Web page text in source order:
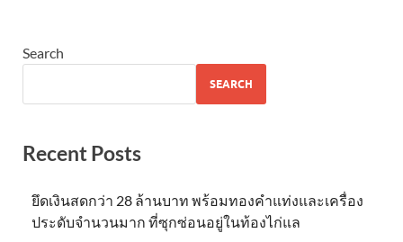
Search
SEARCH
Recent Posts
ยึดเงินสดกว่า 28 ล้านบาท พร้อมทองคำแท่งและเครื่อง
ประดับจำนวนมาก ที่ซุกซ่อนอยู่ในท้องไก่แล